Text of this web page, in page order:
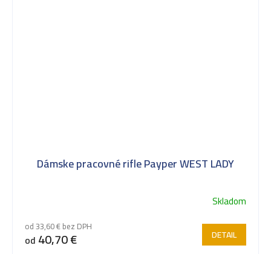
Dámske pracovné rifle Payper WEST LADY
Skladom
od 33,60 € bez DPH
od 40,70 € DETAIL